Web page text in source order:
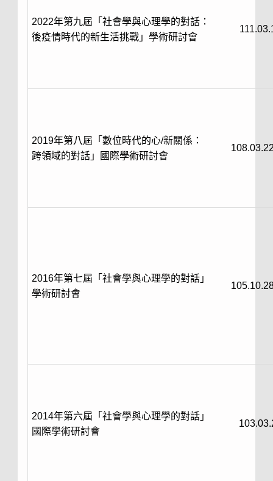
2022年第九屆「社會學與心理學的對話：
後疫情時代的新生活挑戰」學術研討會
2019年第八屆「數位時代的心/新關係：
跨領域的對話」國際學術研討會
2016年第七屆「社會學與心理學的對話」
學術研討會
2014年第六屆「社會學與心理學的對話」
國際學術研討會